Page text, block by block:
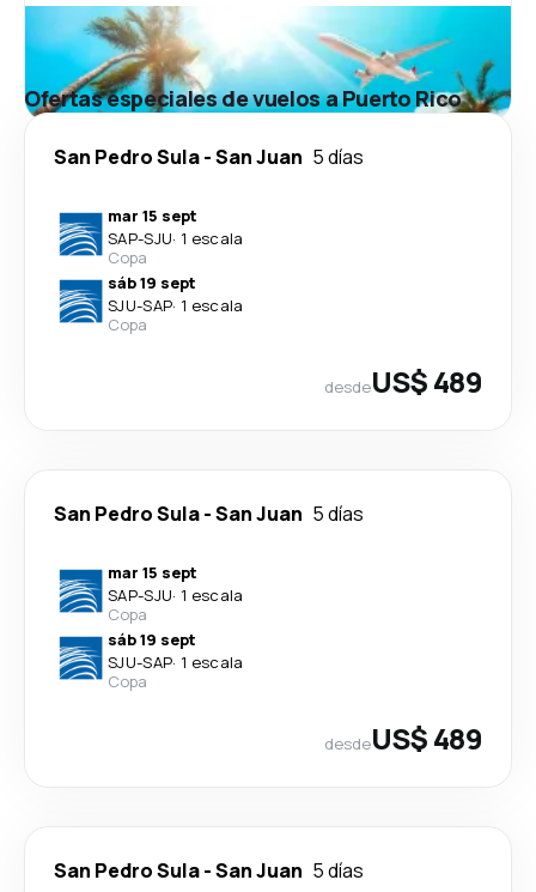
Ofertas especiales de vuelos a Puerto Rico
San Pedro Sula-San Juan 5 días
mar 15 sept
SAP-SJU· 1 escala
Copa
sáb 19 sept
SJU-SAP· 1 escala
Copa
desdeUS$ 489
San Pedro Sula-San Juan 5 días
mar 15 sept
SAP-SJU· 1 escala
Copa
sáb 19 sept
SJU-SAP· 1 escala
Copa
desdeUS$ 489
San Pedro Sula-San Juan 5 días